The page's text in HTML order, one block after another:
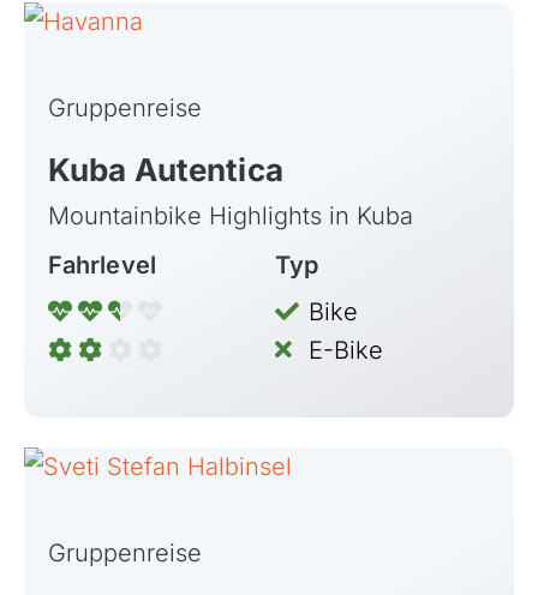
Gruppenreise
Kuba Autentica
Mountainbike Highlights in Kuba
Fahrlevel
Typ
Bike
E-Bike
Gruppenreise